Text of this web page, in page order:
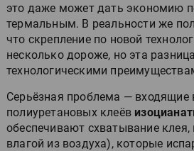
это даже может дать экономию
термальным. В реальности же
что скрепление по новой
несколько дороже, но эта
технологическими
Серьёзная проблема — входящие
полиуретановых клеёв
обеспечивают схватывание
влагой из воздуха), которые